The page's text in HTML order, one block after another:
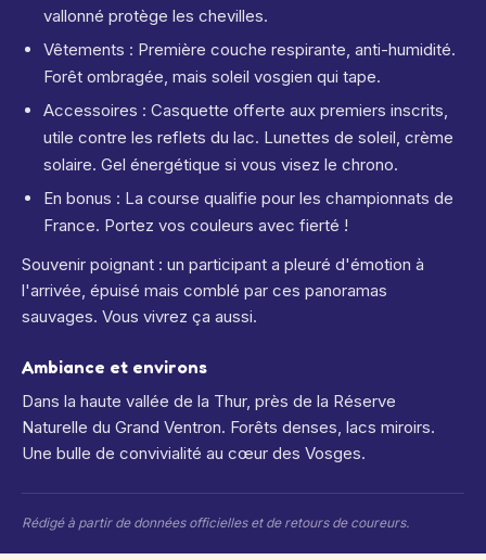
vallonné protège les chevilles.
Vêtements : Première couche respirante, anti-humidité.
Forêt ombragée, mais soleil vosgien qui tape.
Accessoires : Casquette offerte aux premiers inscrits,
utile contre les reflets du lac. Lunettes de soleil, crème
solaire. Gel énergétique si vous visez le chrono.
En bonus : La course qualifie pour les championnats de
France. Portez vos couleurs avec fierté !
Souvenir poignant : un participant a pleuré d'émotion à
l'arrivée, épuisé mais comblé par ces panoramas
sauvages. Vous vivrez ça aussi.
Ambiance et environs
Dans la haute vallée de la Thur, près de la Réserve
Naturelle du Grand Ventron. Forêts denses, lacs miroirs.
Une bulle de convivialité au cœur des Vosges.
Rédigé à partir de données officielles et de retours de coureurs.